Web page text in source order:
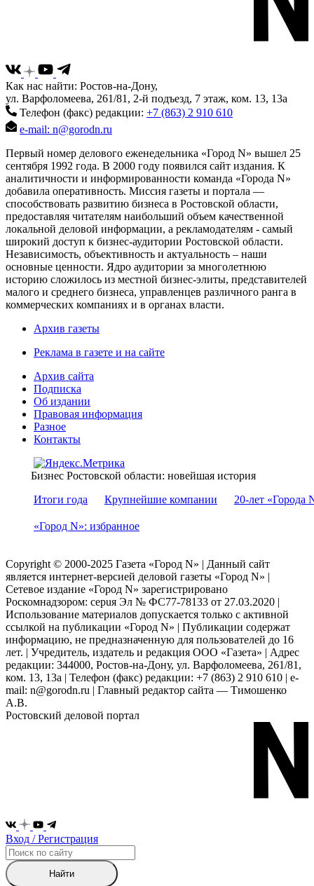
Как нас найти: Ростов-на-Дону,
ул. Варфоломеева, 261/81, 2-й подъезд, 7 этаж, ком. 13, 13а
Телефон (факс) редакции: +7 (863) 2 910 610
e-mail: n@gorodn.ru
Первый номер делового еженедельника «Город N» вышел 25
сентября 1992 года. В 2000 году появился сайт издания. К
аналитичности и информированности команда «Города N»
добавила оперативность. Миссия газеты и портала —
способствовать развитию бизнеса в Ростовской области,
предоставляя читателям наибольший объем качественной
локальной деловой информации, а рекламодателям - самый
широкий доступ к бизнес-аудитории Ростовской области.
Независимость, объективность и актуальность – наши
основные ценности. Ядро аудитории за многолетнюю
историю сложилось из местной бизнес-элиты, представителей
малого и среднего бизнеса, управленцев различного ранга в
коммерческих компаниях и в органах власти.
Архив газеты
Реклама в газете и на сайте
Архив сайта
Подписка
Об издании
Правовая информация
Разное
Контакты
Бизнес Ростовской области: новейшая история
Итоги года
Крупнейшие компании 20-лет «Города
«Город N»: избранное
Copyright © 2000-2025 Газета «Город N» | Данный сайт
является интернет-версией деловой газеты «Город N» |
Сетевое издание «Город N» зарегистрировано
Роскомнадзором: серuя Эл № ФС77-78133 от 27.03.2020 |
Использование материалов допускается только с активной
ссылкой на публикации «Город N» | Публикации содержат
информацию, не предназначенную для пользователей до 16
лет. | Учредитель, издатель и редакция ООО «Газета» | Адрес
редакции: 344000, Ростов-на-Дону, ул. Варфоломеева, 261/81,
ком. 13, 13а | Телефон (факс) редакции: +7 (863) 2 910 610 | e-
mail: n@gorodn.ru | Главный редактор сайта — Тимошенко
А.В.
Ростовский деловой портал
Вход / Регистрация
Найти